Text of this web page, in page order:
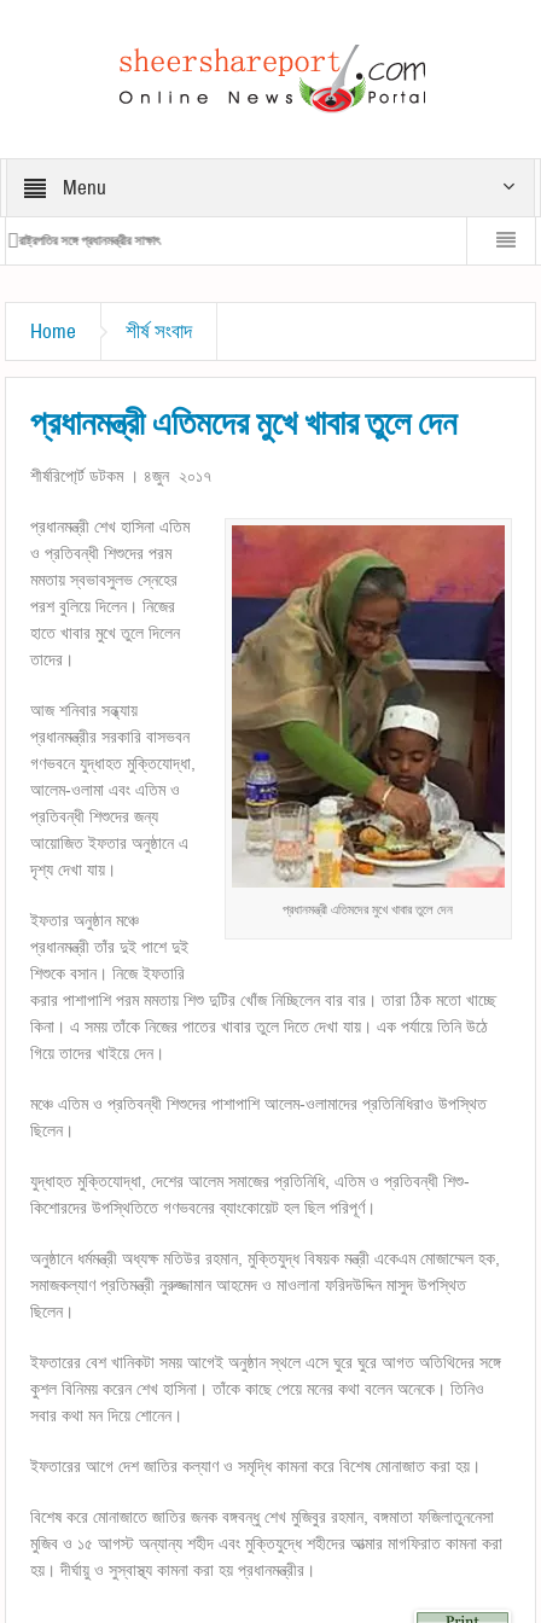
Menu
রাষ্ট্রপতির সঙ্গে প্রধানমন্ত্রীর সাক্ষাৎ
Home শীর্ষ সংবাদ
প্রধানমন্ত্রী এতিমদের মুখে খাবার তুলে দেন
শীর্ষরিপো্র্ট ডটকম । ৪জুন ২০১৭
প্রধানমন্ত্রী এতিমদের মুখে খাবার তুলে দেন
প্রধানমন্ত্রী শেখ হাসিনা এতিম
ও প্রতিবন্ধী শিশুদের পরম
মমতায় স্বভাবসুলভ স্নেহের
পরশ বুলিয়ে দিলেন। নিজের
হাতে খাবার মুখে তুলে দিলেন
তাদের।
আজ শনিবার সন্ধ্যায়
প্রধানমন্ত্রীর সরকারি বাসভবন
গণভবনে যুদ্ধাহত মুক্তিযোদ্ধা,
আলেম-ওলামা এবং এতিম ও
প্রতিবন্ধী শিশুদের জন্য
আয়োজিত ইফতার অনুষ্ঠানে এ
দৃশ্য দেখা যায়।
ইফতার অনুষ্ঠান মঞ্চে
প্রধানমন্ত্রী তাঁর দুই পাশে দুই
শিশুকে বসান। নিজে ইফতারি
করার পাশাপাশি পরম মমতায় শিশু দুটির খোঁজ নিচ্ছিলেন বার বার। তারা ঠিক মতো খাচ্ছে
কিনা। এ সময় তাঁকে নিজের পাতের খাবার তুলে দিতে দেখা যায়। এক পর্যায়ে তিনি উঠে
গিয়ে তাদের খাইয়ে দেন।
মঞ্চে এতিম ও প্রতিবন্ধী শিশুদের পাশাপাশি আলেম-ওলামাদের প্রতিনিধিরাও উপস্থিত
ছিলেন।
যুদ্ধাহত মুক্তিযোদ্ধা, দেশের আলেম সমাজের প্রতিনিধি, এতিম ও প্রতিবন্ধী শিশু-
কিশোরদের উপস্থিতিতে গণভবনের ব্যাংকোয়েট হল ছিল পরিপূর্ণ।
অনুষ্ঠানে ধর্মমন্ত্রী অধ্যক্ষ মতিউর রহমান, মুক্তিযুদ্ধ বিষয়ক মন্ত্রী একেএম মোজাম্মেল হক,
সমাজকল্যাণ প্রতিমন্ত্রী নুরুজ্জামান আহমেদ ও মাওলানা ফরিদউদ্দিন মাসুদ উপস্থিত
ছিলেন।
ইফতারের বেশ খানিকটা সময় আগেই অনুষ্ঠান স্থলে এসে ঘুরে ঘুরে আগত অতিথিদের সঙ্গে
কুশল বিনিময় করেন শেখ হাসিনা। তাঁকে কাছে পেয়ে মনের কথা বলেন অনেকে। তিনিও
সবার কথা মন দিয়ে শোনেন।
ইফতারের আগে দেশ জাতির কল্যাণ ও সমৃদ্ধি কামনা করে বিশেষ মোনাজাত করা হয়।
বিশেষ করে মোনাজাতে জাতির জনক বঙ্গবন্ধু শেখ মুজিবুর রহমান, বঙ্গমাতা ফজিলাতুননেসা
মুজিব ও ১৫ আগস্ট অন্যান্য শহীদ এবং মুক্তিযুদ্ধে শহীদের আত্মার মাগফিরাত কামনা করা
হয়। দীর্ঘায়ু ও সুস্বাস্থ্য কামনা করা হয় প্রধানমন্ত্রীর।